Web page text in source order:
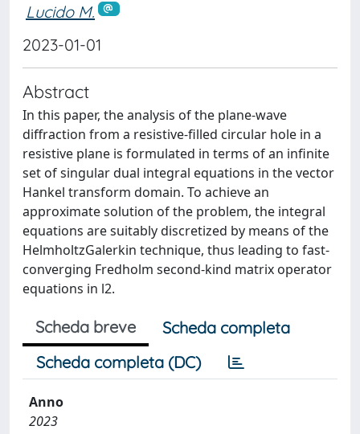
Lucido M.
2023-01-01
Abstract
In this paper, the analysis of the plane-wave
diffraction from a resistive-filled circular hole in a
resistive plane is formulated in terms of an infinite
set of singular dual integral equations in the vector
Hankel transform domain. To achieve an
approximate solution of the problem, the integral
equations are suitably discretized by means of the
HelmholtzGalerkin technique, thus leading to fast-
converging Fredholm second-kind matrix operator
equations in l2.
Scheda breve
Scheda completa
Scheda completa (DC)
Anno
2023